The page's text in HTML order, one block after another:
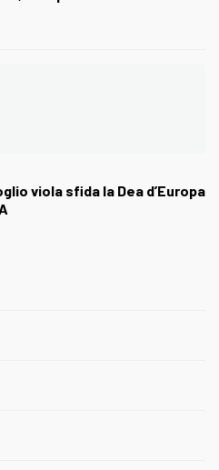
viola sfida la Dea d’Europa